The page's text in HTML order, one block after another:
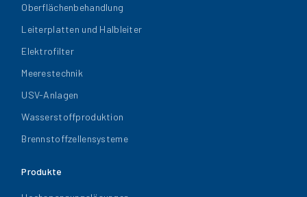
Oberflächenbehandlung
Leiterplatten und Halbleiter
Elektrofilter
Meerestechnik
USV-Anlagen
Wasserstoffproduktion
Brennstoffzellensysteme
Produkte